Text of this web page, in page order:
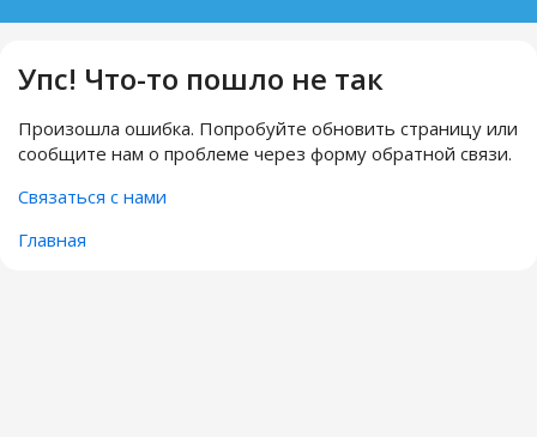
Упс! Что-то пошло не так
Произошла ошибка. Попробуйте обновить страницу или
сообщите нам о проблеме через форму обратной связи.
Связаться с нами
Главная